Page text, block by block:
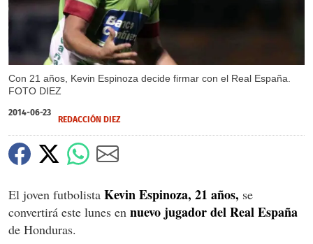
Con 21 años, Kevin Espinoza decide firmar con el Real España.
FOTO DIEZ
2014-06-23
REDACCIÓN DIEZ
El joven futbolista Kevin Espinoza, 21 años, se
convertirá este lunes en nuevo jugador del Real España
de Honduras.